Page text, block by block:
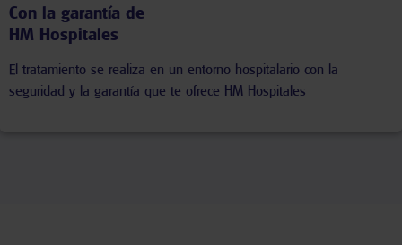
Con la garantía de
HM Hospitales
El tratamiento se realiza en un entorno hospitalario con la
seguridad y la garantía que te ofrece HM Hospitales